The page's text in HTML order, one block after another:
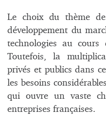
Le choix du thème
développement du
technologies au cours
Toutefois, la
privés et publics dans
les besoins
qui ouvre un vaste
entreprises françaises.